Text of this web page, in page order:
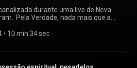
durante uma live de Neva
que a
• 10 min 34 sec